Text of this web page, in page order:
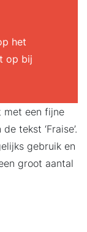
het
op bij
met een fijne
tekst ‘Fraise’.
gebruik en
groot aantal